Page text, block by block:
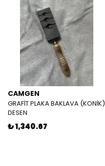
CAMGEN
GRAFİT PLAKA BAKLAVA (KONİK)
DESEN
₺ 1,340.67